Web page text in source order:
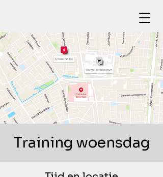
Training woensdag